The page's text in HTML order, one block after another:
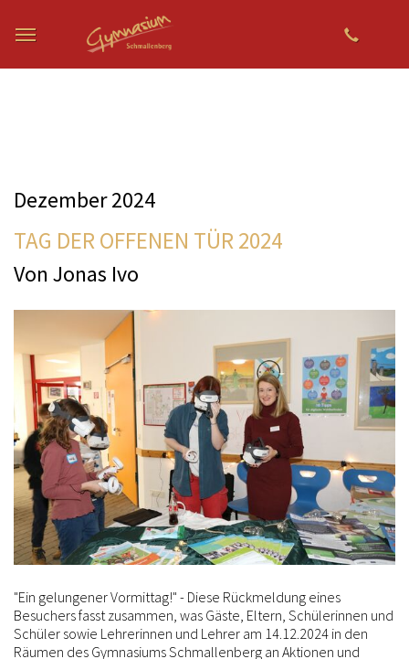
Dezember 2024
TAG DER OFFENEN TÜR 2024
Von Jonas Ivo
"Ein gelungener Vormittag!" - Diese Rückmeldung eines
Besuchers fasst zusammen, was Gäste, Eltern, Schülerinnen und
Schüler sowie Lehrerinnen und Lehrer am 14.12.2024 in den
Räumen des Gymnasiums Schmallenberg an Aktionen und